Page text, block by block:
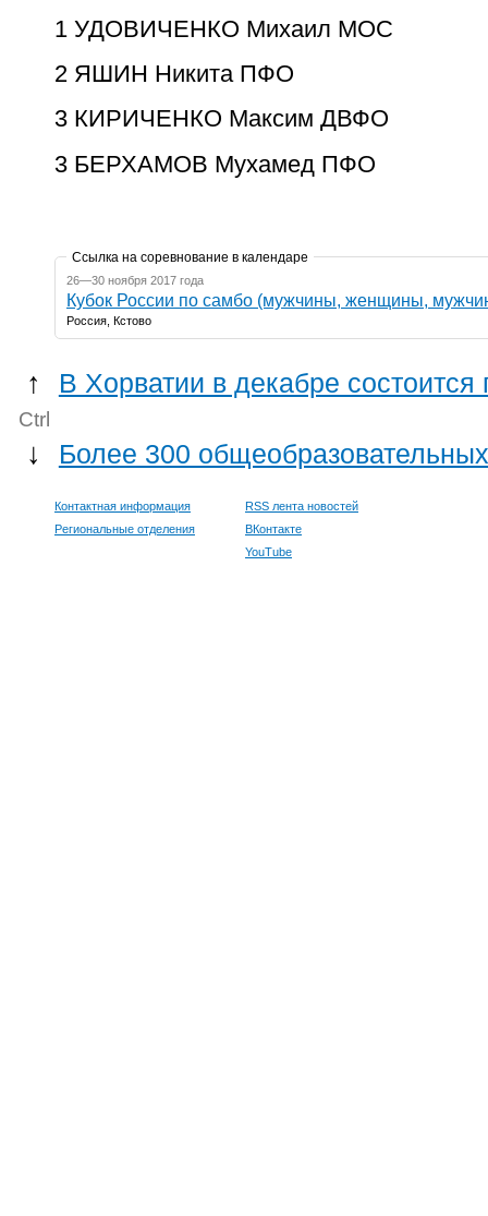
1 УДОВИЧЕНКО Михаил МОС
2 ЯШИН Никита ПФО
3 КИРИЧЕНКО Максим ДВФО
3 БЕРХАМОВ Мухамед ПФО
Ссылка на соревнование в календаре
26—30 ноября 2017 года
Кубок России по самбо (мужчины, женщины,
Россия, Кстово
↑ В Хорватии в декабре
Ctrl
↓ Более 300
Контактная информация
Региональные отделения
RSS лента новостей
ВКонтакте
YouTube